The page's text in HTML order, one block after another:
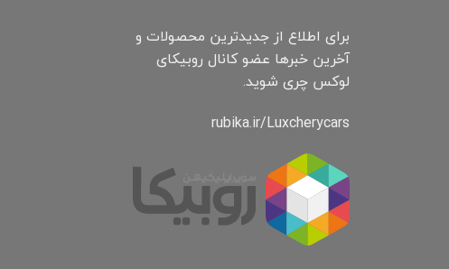
برای اطلاع از جدیدترین محصولات و
آخرین خبرها عضو کانال روبیکای
لوکس چری شوید.
rubika.ir/Luxcherycars